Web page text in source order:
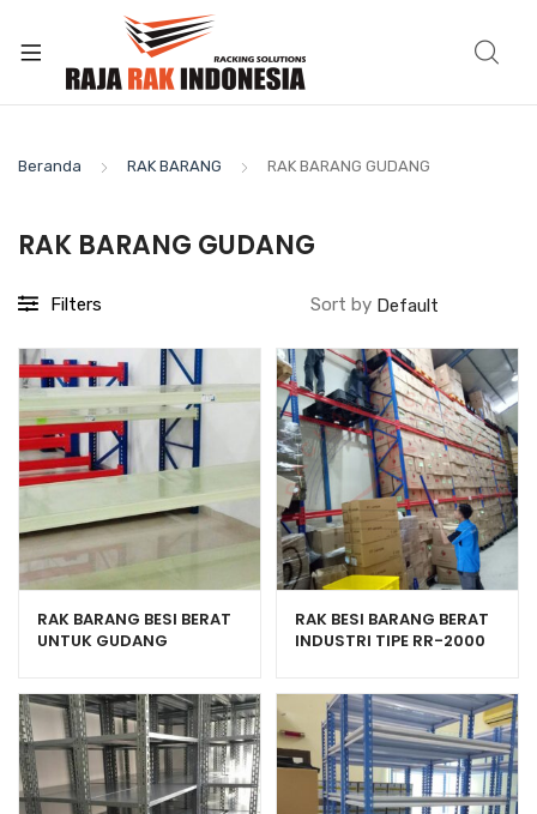
Beranda RAK BARANG RAK BARANG GUDANG
RAK BARANG GUDANG
Filters Sort by
RAK BARANG BESI BERAT
UNTUK GUDANG
RAK BESI BARANG BERAT
INDUSTRI TIPE RR-2000